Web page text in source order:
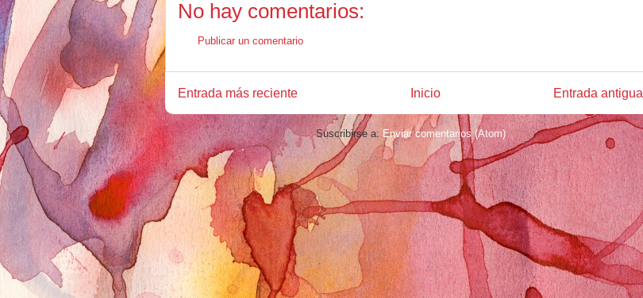
No hay comentarios:
Publicar un comentario
Entrada más reciente Entrada antigua
Inicio
Suscribirse a: Enviar comentarios (Atom)